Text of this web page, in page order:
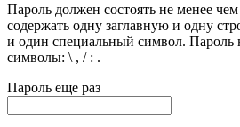
Пароль должен состоять не менее
содержать одну заглавную и одну
и один специальный символ. Пароль
символы: \ , / : .
Пароль еще раз